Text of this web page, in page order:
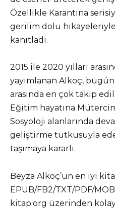
Özellikle Karantina
gerilim dolu
kanıtladı.
2015 ile 2020 yılları
yayımlanan Alkoç,
arasında en çok takip
Eğitim hayatına
Sosyoloji alanlarında
geliştirme tutkusuyla
taşımaya kararlı.
Beyza Alkoç’un en iyi
EPUB/FB2/TXT/PDF/
kitap.org üzerinden